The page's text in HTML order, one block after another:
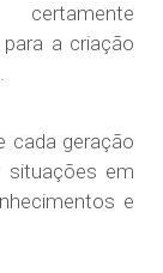
a criação
cada geração
situações em
e